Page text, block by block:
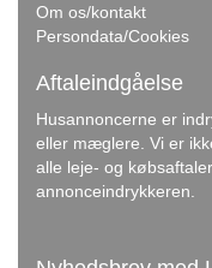
Om os/kontakt
Persondata/Cookies
Aftaleindgåelse
Husannoncerne er
eller mæglere. Vi er
alle leje- og
annonceindrykkeren.